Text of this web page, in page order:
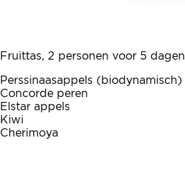
Fruittas, 2 personen voor 5 dagen
Perssinaasappels (biodynamisch)
Concorde peren
Elstar appels
Kiwi
Cherimoya